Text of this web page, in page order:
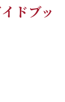
ドブッ